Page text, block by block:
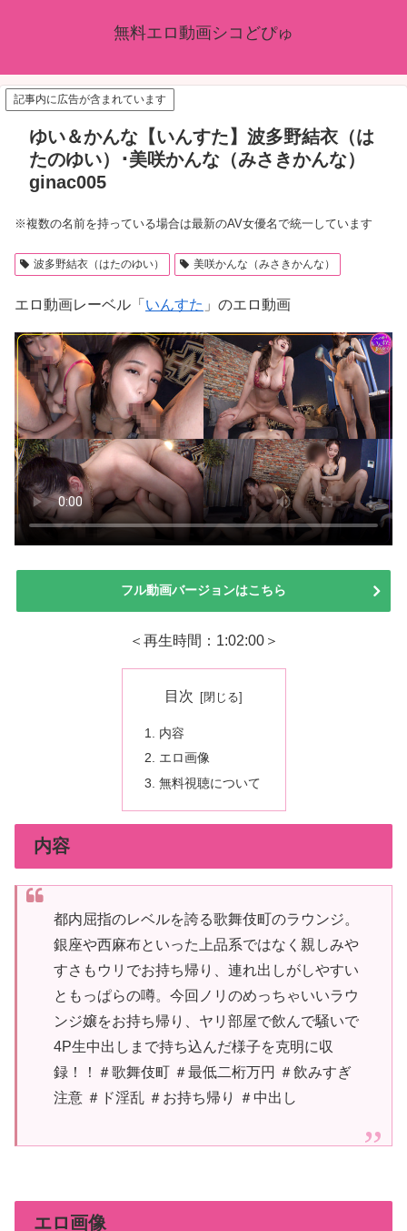
無料エロ動画シコどぴゅ
記事内に広告が含まれています
ゆい＆かんな【いんすた】波多野結衣（は
たのゆい）･美咲かんな（みさきかんな）
ginac005
※複数の名前を持っている場合は最新のAV女優名で統一しています
波多野結衣（はたのゆい） 美咲かんな（みさきかんな）
エロ動画レーベル「 いんすた 」のエロ動画
フル動画バージョンはこちら
＜再生時間：1:02:00＞
目次
内容
エロ画像
無料視聴について
内容
都内屈指のレベルを誇る歌舞伎町のラウンジ。
銀座や西麻布といった上品系ではなく親しみや
すさもウリでお持ち帰り、連れ出しがしやすい
ともっぱらの噂。今回ノリのめっちゃいいラウ
ンジ嬢をお持ち帰り、ヤリ部屋で飲んで騒いで
4P生中出しまで持ち込んだ様子を克明に収
録！！＃歌舞伎町 ＃最低二桁万円 ＃飲みすぎ
注意 ＃ド淫乱 ＃お持ち帰り ＃中出し
エロ画像